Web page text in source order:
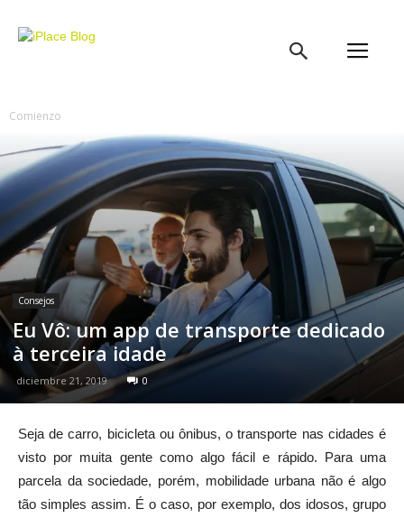
Comienzo
Consejos
Eu Vô: um app de transporte dedicado
à terceira idade
diciembre 21, 2019 0
Seja de carro, bicicleta ou ônibus, o transporte nas cidades é
visto por muita gente como algo fácil e rápido. Para uma
parcela da sociedade, porém, mobilidade urbana não é algo
tão simples assim. É o caso, por exemplo, dos idosos, grupo